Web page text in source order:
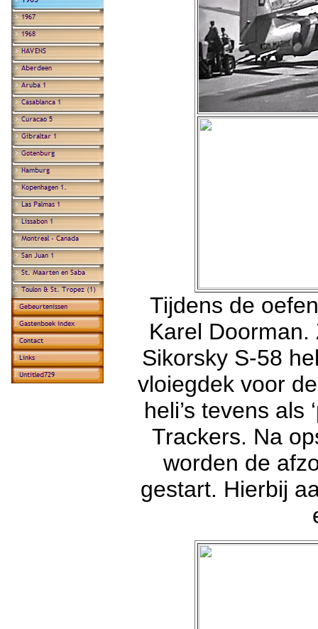
Tijdens de
Karel
Sikorsky S-58
vloiegdek voor
heli’s tevens als
Trackers. Na
worden de
gestart. Hierbij